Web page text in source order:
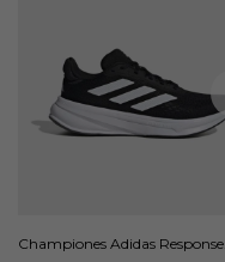
Championes Adidas Response